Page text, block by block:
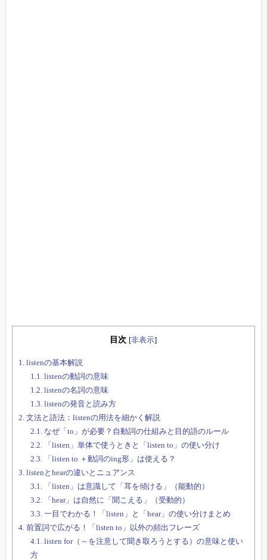
目次 [非表示]
1. listenの基本解説
1.1. listenの動詞の意味
1.2. listenの名詞の意味
1.3. listenの発音と読み方
2. 文法と語法：listenの用法を細かく解説
2.1.
なぜ「to」が必要？自動詞の仕組みと目的語のルール
2.2.
「listen」単体で使うときと「listen to」の使い分け
2.3.
「listen to ＋動詞のing形」は使える？
3. listenとhearの違いとニュアンス
3.1.
「listen」は意識して「耳を傾ける」（能動的）
3.2.
「hear」は自然に「聞こえる」（受動的）
3.3. 一目でわかる！「listen」と「hear」の使い分けまとめ
4. 前置詞で広がる！「listen to」以外の頻出フレーズ
4.1. listen for（～を注意して聞き取ろうとする）の意味と使い
方